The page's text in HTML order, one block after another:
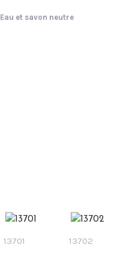
Eau et savon neutre
13701 13702